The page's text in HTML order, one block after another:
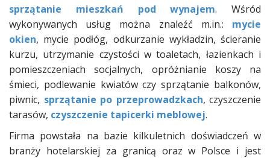
sprzątanie mieszkań pod wynajem. Wśród
wykonywanych usług można znaleźć m.in.: mycie
okien, mycie podłóg, odkurzanie wykładzin, ścieranie
kurzu, utrzymanie czystości w toaletach, łazienkach i
pomieszczeniach socjalnych, opróżnianie koszy na
śmieci, podlewanie kwiatów czy sprzątanie balkonów,
piwnic, sprzątanie po przeprowadzkach, czyszczenie
tarasów, czyszczenie tapicerki meblowej.
Firma powstała na bazie kilkuletnich doświadczeń w
branży hotelarskiej za granicą oraz w Polsce i jest